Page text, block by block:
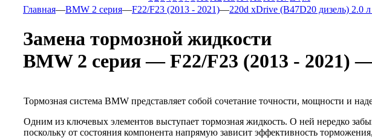
Главная—BMW 2 серия—F22/F23 (2013 - 2021)—220d xDrive (B47D20 дизель) 2.0 л
Замена тормозной жидкости
BMW 2 серия — F22/F23 (2013 - 2021)
Тормозная система BMW представляет собой сочетание точности, мощности и
Одним из ключевых элементов выступает тормозная жидкость. О ней нередко
поскольку от состояния компонента напрямую зависит эффективность